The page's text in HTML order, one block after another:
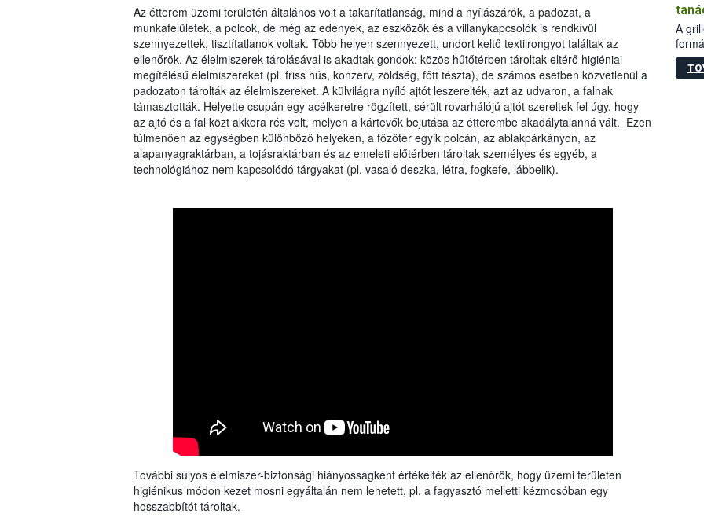
Az étterem üzemi területén általános volt a takarítatlanság, mind a nyílászárók, a padozat, a
munkafelületek, a polcok, de még az edények, az eszközök és a villanykapcsolók is rendkívül
szennyezettek, tisztítatlanok voltak. Több helyen szennyezett, undort keltő textilrongyot találtak az
ellenőrök. Az élelmiszerek tárolásával is akadtak gondok: közös hűtőtérben tároltak eltérő higiéniai
megítélésű élelmiszereket (pl. friss hús, konzerv, zöldség, főtt tészta), de számos esetben közvetlenül a
padozaton tárolták az élelmiszereket. A külvilágra nyíló ajtót leszerelték, azt az udvaron, a falnak
támasztották. Helyette csupán egy acélkeretre rögzített, sérült rovarhálójú ajtót szereltek fel úgy, hogy
az ajtó és a fal közt akkora rés volt, melyen a kártevők bejutása az étterembe akadálytalanná vált. Ezen
túlmenően az egységben különböző helyeken, a főzőtér egyik polcán, az ablakpárkányon, az
alapanyagraktárban, a tojásraktárban és az emeleti előtérben tároltak személyes és egyéb, a
technológiához nem kapcsolódó tárgyakat (pl. vasaló deszka, létra, fogkefe, lábbelik).
További súlyos élelmiszer-biztonsági hiányosságként értékelték az ellenőrök, hogy üzemi területen
higiénikus módon kezet mosni egyáltalán nem lehetett, pl. a fagyasztó melletti kézmosóban egy
hosszabbítót tároltak.
A